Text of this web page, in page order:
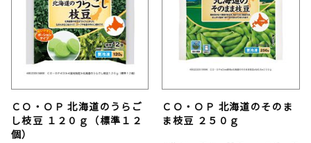
ＣＯ・ＯＰ 北海道のうらご
し枝豆 １２０ｇ（標準１２
個）
ＣＯ・ＯＰ 北海道のそのま
ま枝豆 ２５０ｇ